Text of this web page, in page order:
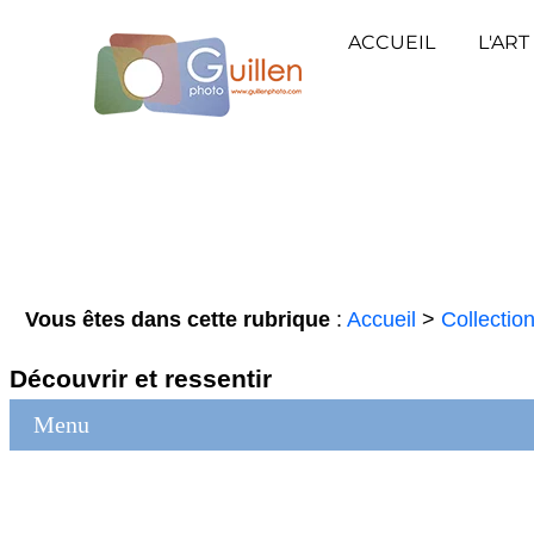
ACCUEIL
Vous êtes dans cette rubrique :Accueil >
Découvrir et ressentir
Menu